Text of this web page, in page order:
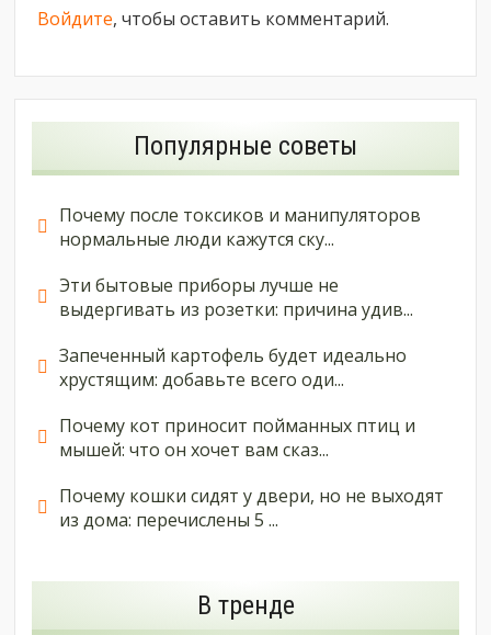
Войдите, чтобы оставить комментарий.
Популярные советы
Почему после токсиков и манипуляторов
нормальные люди кажутся ску...
Эти бытовые приборы лучше не
выдергивать из розетки: причина удив...
Запеченный картофель будет идеально
хрустящим: добавьте всего оди...
Почему кот приносит пойманных птиц и
мышей: что он хочет вам сказ...
Почему кошки сидят у двери, но не выходят
из дома: перечислены 5 ...
В тренде